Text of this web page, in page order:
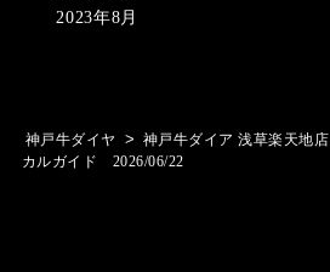
2023年8月
神戸牛ダイヤ > 神戸牛ダイア 浅草楽天地店
カルガイド 2026/06/22